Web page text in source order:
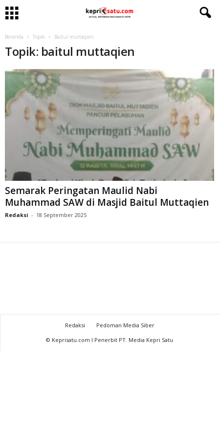
Beranda Topik Baitul muttaqien
Topik: baitul muttaqien
Semarak Peringatan Maulid Nabi
Muhammad SAW di Masjid Baitul Muttaqien
Redaksi - 18 September 2025
Redaksi
Pedoman Media Siber
© Keprisatu.com I Penerbit PT. Media Kepri Satu